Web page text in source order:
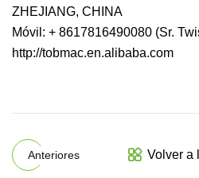
ZHEJIANG, CHINA
Móvil: + 8617816490080 (Sr.
http://tobmac.en.alibaba.com
Anteriores Volver a